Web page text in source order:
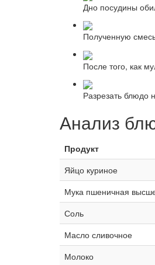
Дно посудины
Полученную
После того, как
Разрезать блюдо
Анализ
Продукт
Яйцо куриное
Мука пшеничная
Соль
Масло сливочное
Молоко